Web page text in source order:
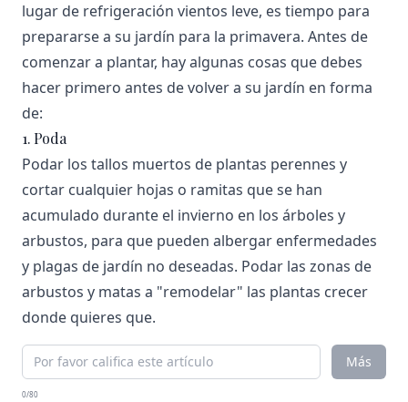
lugar de refrigeración vientos leve, es tiempo para
prepararse a su jardín para la primavera. Antes de
comenzar a plantar, hay algunas cosas que debes
hacer primero antes de volver a su jardín en forma
de:
1. Poda
Podar los tallos muertos de plantas perennes y
cortar cualquier hojas o ramitas que se han
acumulado durante el invierno en los árboles y
arbustos, para que pueden albergar enfermedades
y plagas de jardín no deseadas. Podar las zonas de
arbustos y matas a "remodelar" las plantas crecer
donde quieres que.
Más
0/80